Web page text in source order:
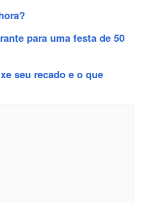
para uma festa de 50
seu recado e o que